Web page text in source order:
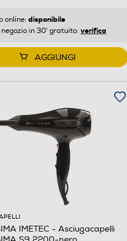
online: disponibile
negozio in 30' gratuito: verifica
AGGIUNGI
IMETEC - Asciugacapelli